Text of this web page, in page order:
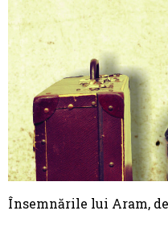
Însemnările lui Aram,